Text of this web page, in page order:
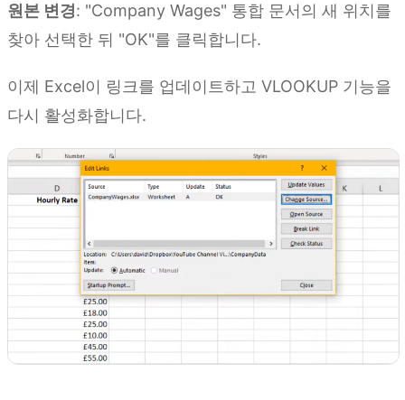
원본 변경: "Company Wages" 통합 문서의 새 위치를
찾아 선택한 뒤 "OK"를 클릭합니다.
이제 Excel이 링크를 업데이트하고 VLOOKUP 기능을
다시 활성화합니다.